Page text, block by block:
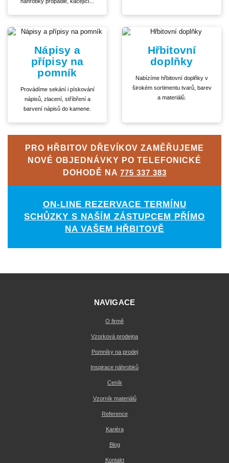
Nápisy a
přípisy na
pomník
Provádíme sekání i pískování
nápisů, zlacení, stříbření a
barvení nápisů do kamene.
Hřbitovní
doplňky
Nabízíme hřbitovní doplňky v
širokém sortimentu tvarů, barev
a materiálů.
PRO HŘBITOV DŘEVÍKOV ZAMĚŘUJEME
NOVÉ OBJEDNÁVKY PO TELEFONICKÉ
DOHODĚ NA 775 337 383
ON-LINE REZERVACE TERMÍNU
SCHŮZKY S NAŠÍM ZÁSTUPCEM PŘÍMO
NA VAŠEM HŘBITOVĚ
NAVIGACE
O firmě
Vzorková prodejna
Pomníky na prodej
Inspirace náhrobků
Ceník
Vzorník materiálů
Reference
Kariéra
Blog
Kontakt